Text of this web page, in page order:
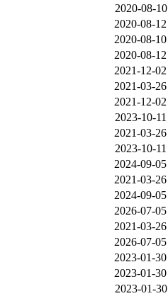
2020-08-
2020-08-
2020-08-
2020-08-
2021-12-
2021-03-
2021-12-
2023-10-
2021-03-
2023-10-
2024-09-
2021-03-
2024-09-
2026-07-
2021-03-
2026-07-
2023-01-
2023-01-
2023-01-